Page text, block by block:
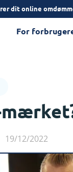
dit online
For
19/12/2022